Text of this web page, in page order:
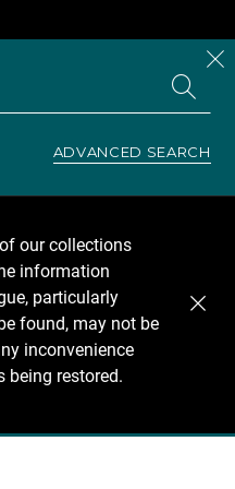
ADVANCED SEARCH
our collections
information
particularly
found, may not be
inconvenience
being restored.